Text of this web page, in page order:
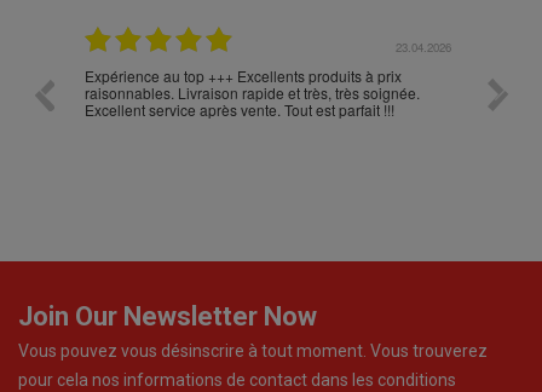
23.04.2026
Expérience au top +++ Excellents produits à prix
raisonnables. Livraison rapide et très, très soignée.
Excellent service après vente. Tout est parfait !!!
Join Our Newsletter Now
Vous pouvez vous désinscrire à tout moment. Vous trouverez
pour cela nos informations de contact dans les conditions